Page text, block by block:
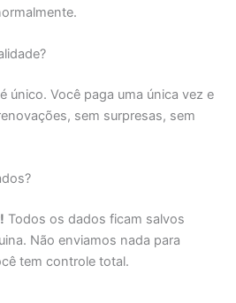
único. Você paga uma única vez e
sem surpresas, sem
Todos os dados ficam salvos
Não enviamos nada para
tem controle total.